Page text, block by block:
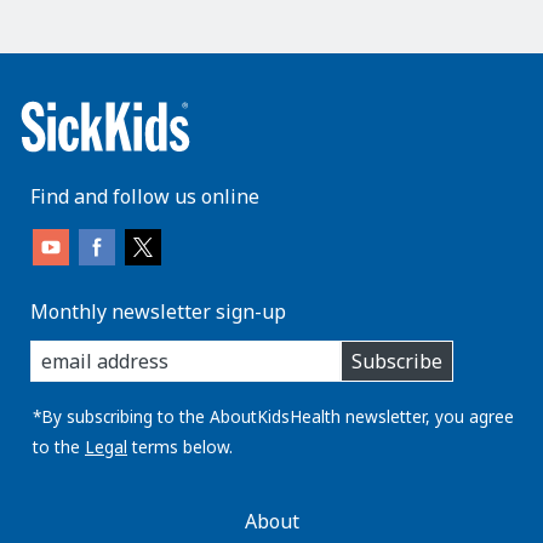
Find and follow us online
Monthly newsletter sign-up
enter
you
email
address:
Subscribe
*By subscribing to the AboutKidsHealth newsletter, you agree
to the Legal terms below.
AboutKidsHealthAbout